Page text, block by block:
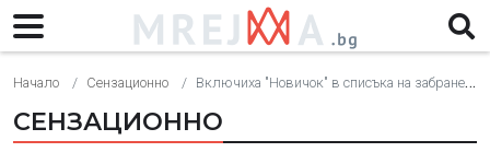
Начало Сензационно Включиха "Новичок" в списъка на забранените химически вещества
СЕНЗАЦИОННО